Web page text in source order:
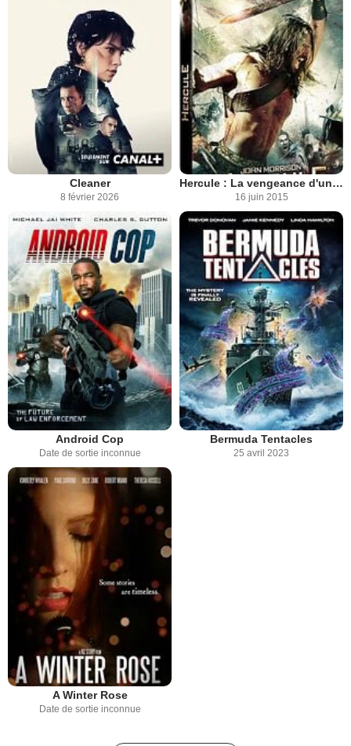
Cleaner
8 février 2026
Hercule : La vengeance d'un Dieu
16 juin 2015
Android Cop
Date de sortie inconnue
Bermuda Tentacles
25 avril 2023
A Winter Rose
Date de sortie inconnue